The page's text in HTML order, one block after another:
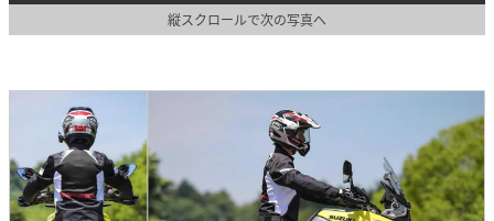
縦スクロールで次の写真へ